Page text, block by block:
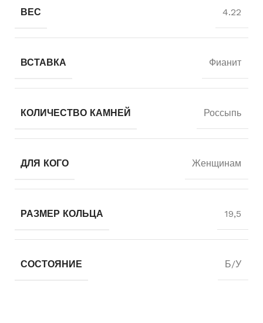
ВЕС 4.22
ВСТАВКА Фианит
КОЛИЧЕСТВО КАМНЕЙ Россыпь
ДЛЯ КОГО Женщинам
РАЗМЕР КОЛЬЦА 19,5
СОСТОЯНИЕ Б/У